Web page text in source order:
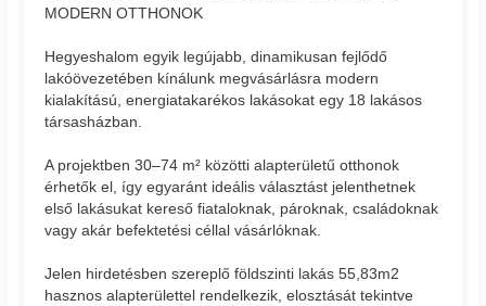
MODERN OTTHONOK
Hegyeshalom egyik legújabb, dinamikusan fejlődő
lakóövezetében kínálunk megvásárlásra modern
kialakítású, energiatakarékos lakásokat egy 18 lakásos
társasházban.
A projektben 30–74 m² közötti alapterületű otthonok
érhetők el, így egyaránt ideális választást jelenthetnek
első lakásukat kereső fiataloknak, pároknak, családoknak
vagy akár befektetési céllal vásárlóknak.
Jelen hirdetésben szereplő földszinti lakás 55,83m2
hasznos alapterülettel rendelkezik, elosztását tekintve